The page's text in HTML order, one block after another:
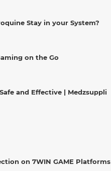
Stay in your System?
on the Go
and Effective | Medzsuppli
on 7WIN GAME Platforms